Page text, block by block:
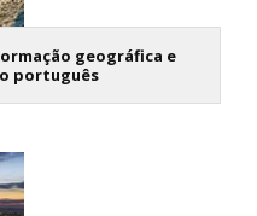
geográfica e
português